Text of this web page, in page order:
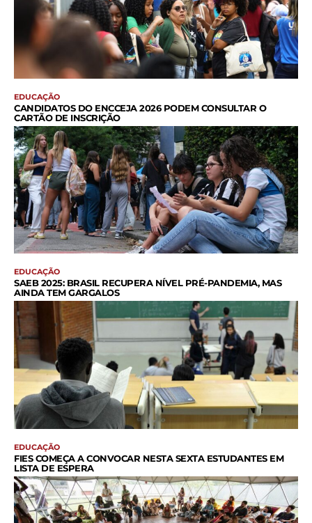
EDUCAÇÃO
CANDIDATOS DO ENCCEJA 2026 PODEM CONSULTAR O
CARTÃO DE INSCRIÇÃO
EDUCAÇÃO
SAEB 2025: BRASIL RECUPERA NÍVEL PRÉ-PANDEMIA, MAS
AINDA TEM GARGALOS
EDUCAÇÃO
FIES COMEÇA A CONVOCAR NESTA SEXTA ESTUDANTES EM
LISTA DE ESPERA